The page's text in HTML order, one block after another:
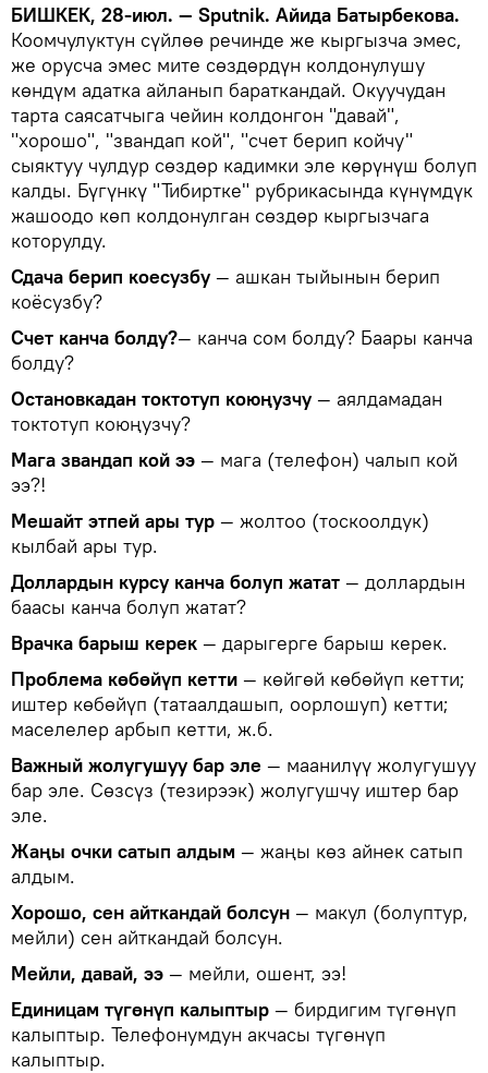
БИШКЕК, 28-июл. — Sputnik. Айида Батырбекова.
Коомчулуктун сүйлөө речинде же кыргызча эмес,
же орусча эмес мите сөздөрдүн колдонулушу
көндүм адатка айланып бараткандай. Окуучудан
тарта саясатчыга чейин колдонгон "давай",
"хорошо", "звандап кой", "счет берип койчу"
сыяктуу чулдур сөздөр кадимки эле көрүнүш болуп
калды. Бүгүнкү "Тибиртке" рубрикасында күнүмдүк
жашоодо көп колдонулган сөздөр кыргызчага
которулду.
Сдача берип коесузбу— ашкан тыйынын берип
коёсузбу?
Счет канча болду?— канча сом болду? Баары канча
болду?
Остановкадан токтотуп коюңузчу— аялдамадан
токтотуп коюңузчу?
Мага звандап кой ээ — мага (телефон) чалып кой
ээ?!
Мешайт этпей ары тур — жолтоо (тоскоолдук)
кылбай ары тур.
Доллардын курсу канча болуп жатат — доллардын
баасы канча болуп жатат?
Врачка барыш керек — дарыгерге барыш керек.
Проблема көбөйүп кетти — көйгөй көбөйүп кетти;
иштер көбөйүп (татаалдашып, оорлошуп) кетти;
маселелер арбып кетти, ж.б.
Важный жолугушуу бар эле — маанилүү жолугушуу
бар эле. Сөзсүз (тезирээк) жолугушчу иштер бар
эле.
Жаңы очки сатып алдым — жаңы көз айнек сатып
алдым.
Хорошо, сен айткандай болсун — макул (болуптур,
мейли) сен айткандай болсун.
Мейли, давай, ээ — мейли, ошент, ээ!
Единицам түгөнүп калыптыр — бирдигим түгөнүп
калыптыр. Телефонумдун акчасы түгөнүп
калыптыр.